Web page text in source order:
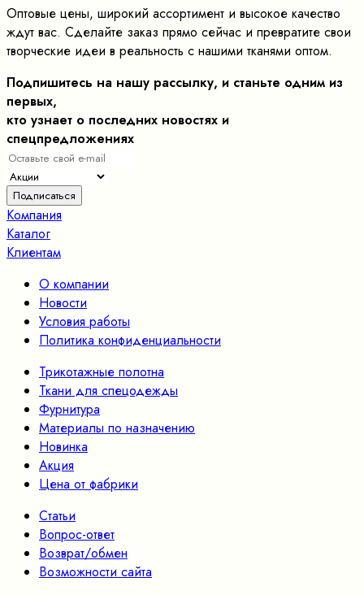
Оптовые цены, широкий ассортимент и высокое качество
ждут вас. Сделайте заказ прямо сейчас и превратите свои
творческие идеи в реальность с нашими тканями оптом.
Подпишитесь на нашу рассылку, и станьте одним из
первых,
кто узнает о последних новостях и
спецпредложениях
Компания
Каталог
Клиентам
О компании
Новости
Условия работы
Политика конфиденциальности
Трикотажные полотна
Ткани для спецодежды
Фурнитура
Материалы по назначению
Новинка
Акция
Цена от фабрики
Статьи
Вопрос-ответ
Возврат/обмен
Возможности сайта